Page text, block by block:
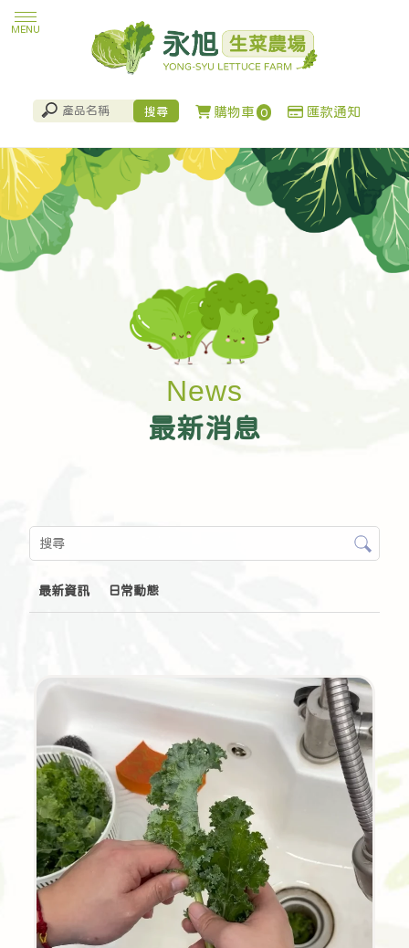
購物車 0 匯款通知
最新消息
最新資訊 日常動態